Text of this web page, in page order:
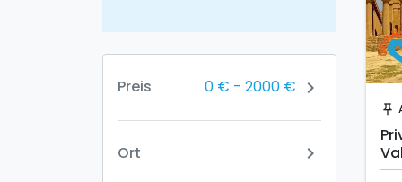
Preis 0 € - 2000 € chevron_right
Ort chevron_right
push_pin